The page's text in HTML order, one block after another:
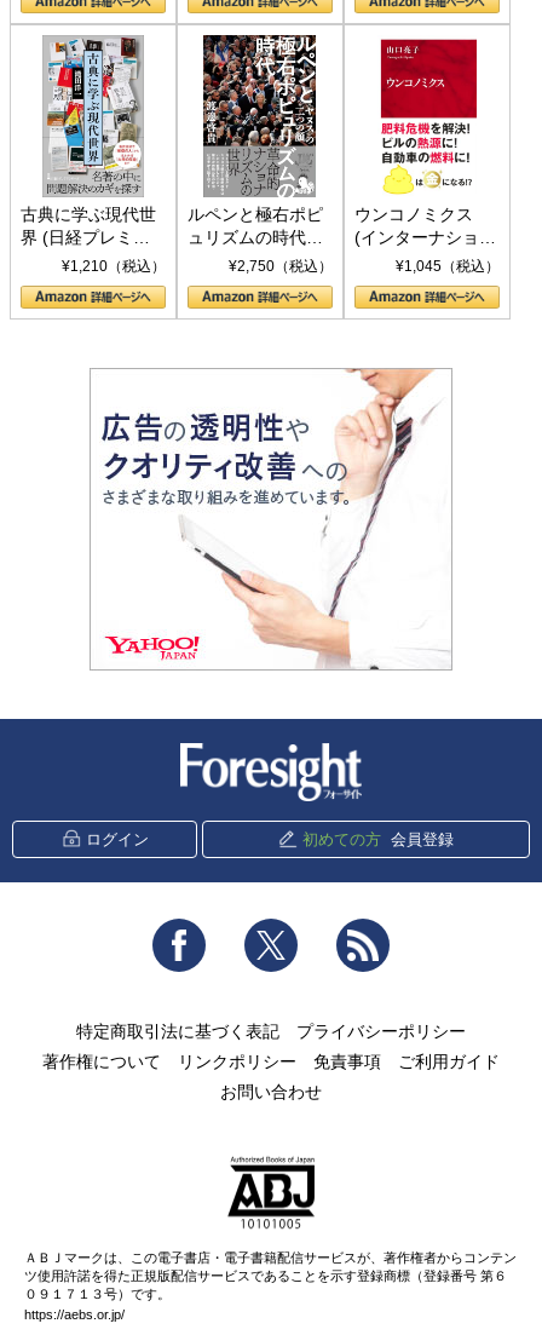
書)
古典に学ぶ現代世
界 (日経プレミア
シリーズ)¥1,210（税込）
ルペンと極右ポピ
ュリズムの時代：
〈ヤヌス〉の二つ
の顔
¥2,750（税込）
ウンコノミクス
(インターナショナ
ル新書)¥1,045（税込）
ログイン 初めての方 会員登録
Facebook Twitter
特定商取引法に基づく表記
プライバシーポリシー
著作権について
リンクポリシー 免責事項
ご利用ガイド
お問い合わせ
ＡＢＪマークは、この電子書店・電子書籍配信サービスが、著作権者からコンテン
ツ使用許諾を得た正規版配信サービスであることを示す登録商標（登録番号 第６
０９１７１３号）です。
https://aebs.or.jp/